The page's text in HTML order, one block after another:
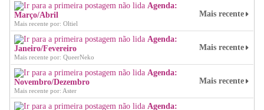
Agenda:
Março/Abril
Mais recente por: Oltiel
Mais recente
Agenda:
Janeiro/Fevereiro
Mais recente por: QueerNeko
Mais recente
Agenda:
Novembro/Dezembro
Mais recente por: Aster
Mais recente
Agenda: